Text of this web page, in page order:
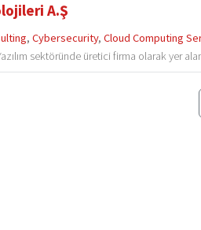
A.Ş
,Cybersecurity,Cloud Computing
sektöründe üretici firma olarak yer